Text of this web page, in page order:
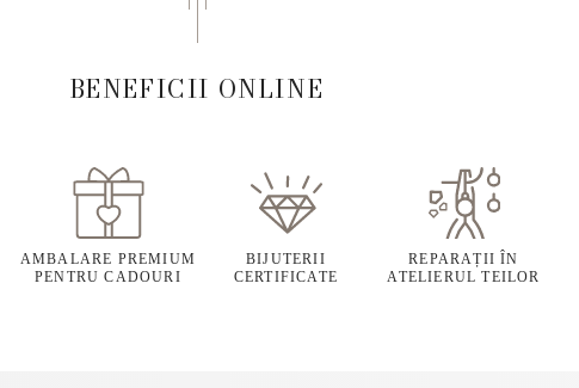
BENEFICII ONLINE
AMBALARE PREMIUM
PENTRU CADOURI
BIJUTERII
CERTIFICATE
REPARAȚII ÎN
ATELIERUL TEILOR